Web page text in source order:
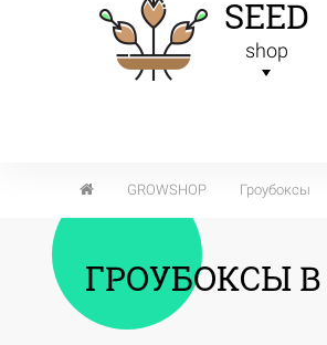
SEED
shop
GROWSHOP Гроубоксы
ГРОУБОКСЫ